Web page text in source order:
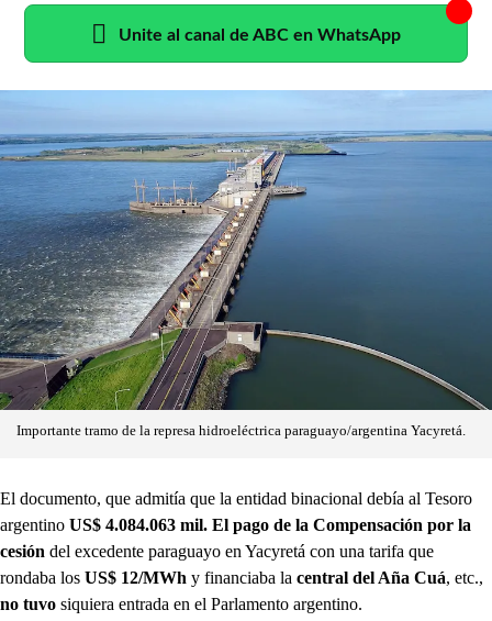
Unite al canal de ABC en WhatsApp
Importante tramo de la represa hidroeléctrica paraguayo/argentina Yacyretá.
El documento, que admitía que la entidad binacional debía al Tesoro
argentino US$ 4.084.063 mil. El pago de la Compensación por la
cesión del excedente paraguayo en Yacyretá con una tarifa que
rondaba los US$ 12/MWh y financiaba la central del Aña Cuá, etc.,
no tuvo siquiera entrada en el Parlamento argentino.